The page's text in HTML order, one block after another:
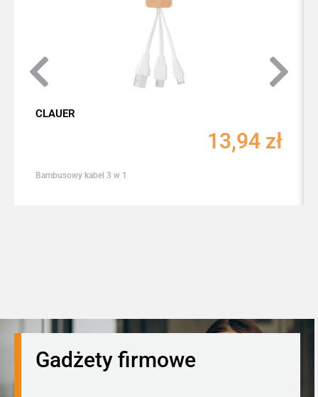
CLAUER
13,94 zł
Bambusowy kabel 3 w 1
Gadżety firmowe